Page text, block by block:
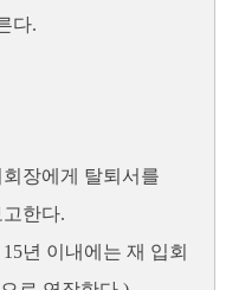
다.
장에게 탈퇴서를
한다.
년 이내에는 재 입회